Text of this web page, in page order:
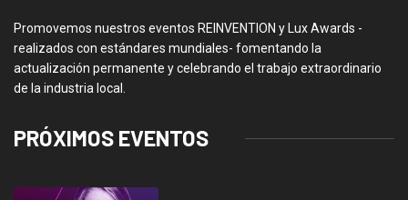
Promovemos nuestros eventos REINVENTION y Lux Awards -
realizados con estándares mundiales- fomentando la
actualización permanente y celebrando el trabajo extraordinario
de la industria local.
PRÓXIMOS EVENTOS